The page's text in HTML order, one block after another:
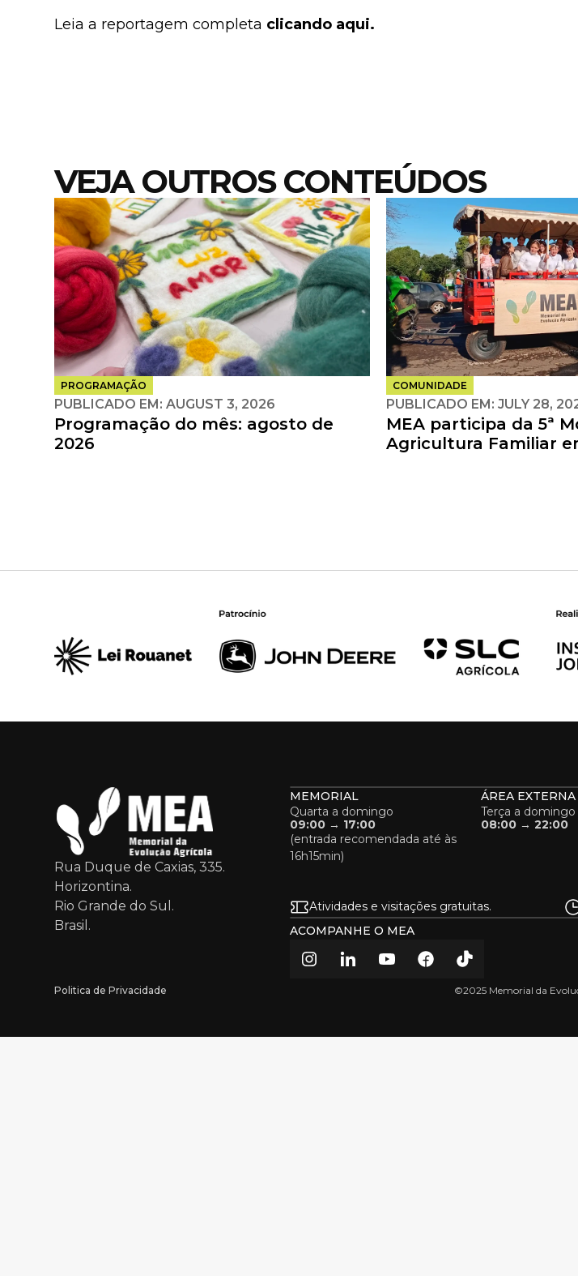
Leia a reportagem completa clicando aqui.
VEJA OUTROS CONTEÚDOS
PROGRAMAÇÃO
PUBLICADO EM:AUGUST 3, 2026
Programação do mês: agosto de
2026
COMUNIDADE
PUBLICADO EM:JULY 28,
MEA participa da 5ª
Agricultura Familiar
Rua Duque de Caxias, 335.
Horizontina.
Rio Grande do Sul.
Brasil.
MEMORIAL
Quarta a domingo
09:00 → 17:00
(entrada recomendada até às
16h15min)
ÁREA EXTERNA
Terça a domingo
08:00 → 22:00
Atividades e visitações gratuitas.
ACOMPANHE O MEA
Politica de Privacidade ©2025 Memorial da